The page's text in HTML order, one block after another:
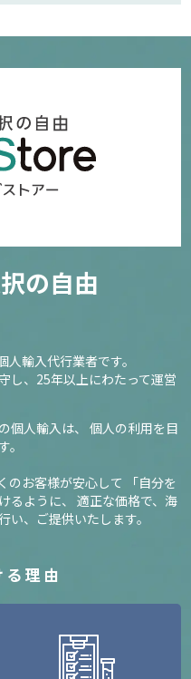
の自由
輸入代行業者です。
、 25年以上にわたって運営
人輸入は、
個人の利用を目
のお客様が安心して
「自分を
ように、
適正な価格で、海
、ご提供いたします。
理由